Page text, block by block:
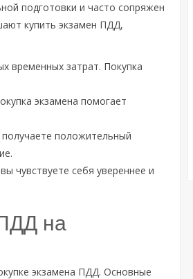
подготовки и часто сопряжен
купить экзамен ПДД,
временных затрат. Покупка
экзамена помогает
получаете положительный
чувствуете себя увереннее и
на
экзамена ПДД. Основные